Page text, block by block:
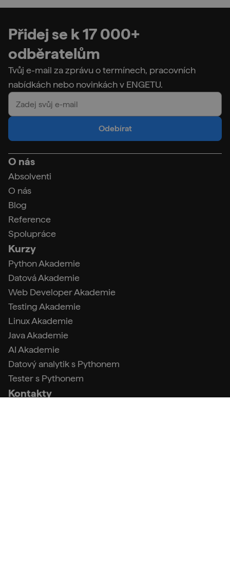
Přidej se k 17 000+
odběratelům
Tvůj e-mail za zprávu o termínech, pracovních
nabídkách nebo novinkách v ENGETU.
Odebírat
O nás
Absolventi
O nás
Blog
Reference
Spolupráce
Kurzy
Python Akademie
Datová Akademie
Web Developer Akademie
Testing Akademie
Linux Akademie
Java Akademie
AI Akademie
Datový analytik s Pythonem
Tester s Pythonem
Kontakty